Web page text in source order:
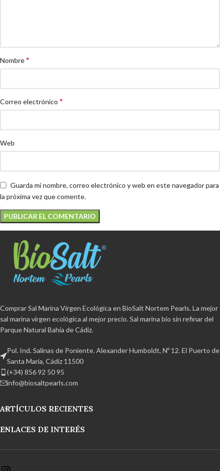
Nombre*
Correo electrónico *
Web
Guarda mi nombre, correo electrónico y web en este navegador para
la próxima vez que comente.
Comprar Sal Marina Virgen Ecológica en BioSalt Nortem Pearls. La mejor
sal marina virgen ecológica al mejor precio. Sal marina bio sin refinar del
Parque Natural Bahía de Cádiz.
Pol. Ind. Salinas de Poniente. Alexander Humboldt, Nº 12. El Puerto de
Santa María, Cádiz 11500
(+34) 856 92 50 95
info@biosaltpearls.com
ARTÍCULOS RECIENTES
ENLACES DE INTERÉS